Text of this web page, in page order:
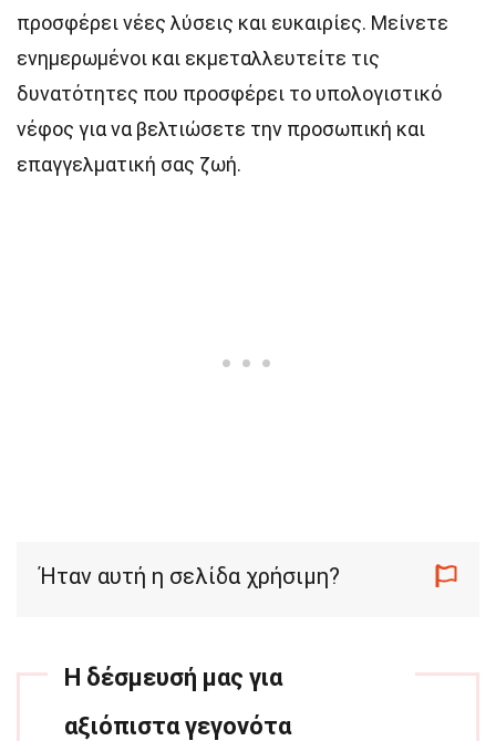
προσφέρει νέες λύσεις και ευκαιρίες. Μείνετε
ενημερωμένοι και εκμεταλλευτείτε τις
δυνατότητες που προσφέρει το υπολογιστικό
νέφος για να βελτιώσετε την προσωπική και
επαγγελματική σας ζωή.
Ήταν αυτή η σελίδα χρήσιμη?
Η δέσμευσή μας για
αξιόπιστα γεγονότα